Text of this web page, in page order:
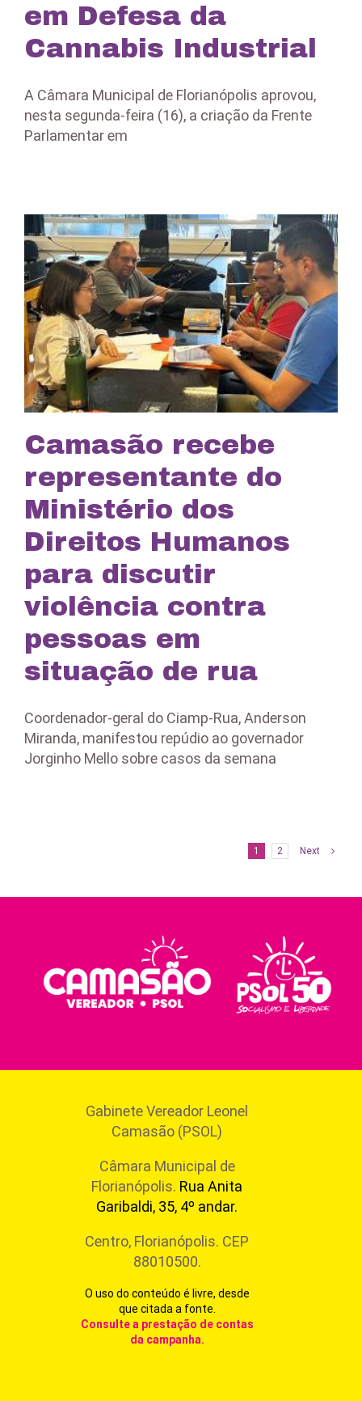
em Defesa da
Cannabis Industrial
A Câmara Municipal de Florianópolis aprovou,
nesta segunda-feira (16), a criação da Frente
Parlamentar em
Camasão recebe
representante do
Ministério dos
Direitos Humanos
para discutir
violência contra
pessoas em
situação de rua
Coordenador-geral do Ciamp-Rua, Anderson
Miranda, manifestou repúdio ao governador
Jorginho Mello sobre casos da semana
1 2 Next
Gabinete Vereador Leonel
Camasão (PSOL)
Câmara Municipal de
Florianópolis. Rua Anita
Garibaldi, 35, 4º andar.
Centro, Florianópolis. CEP
88010500.
O uso do conteúdo é livre, desde
que citada a fonte.
Consulte a prestação de contas
da campanha.